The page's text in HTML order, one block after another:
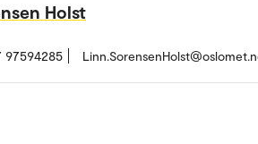
Holst
97594285